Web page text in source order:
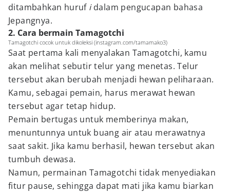
ditambahkan huruf idalam pengucapan bahasa
Jepangnya.
2. Cara bermain Tamagotchi
Tamagotchi cocok untuk dikoleksi (instagram.com/tamamako3)
Saat pertama kali menyalakan Tamagotchi, kamu
akan melihat sebutir telur yang menetas. Telur
tersebut akan berubah menjadi hewan peliharaan.
Kamu, sebagai pemain, harus merawat hewan
tersebut agar tetap hidup.
Pemain bertugas untuk memberinya makan,
menuntunnya untuk buang air atau merawatnya
saat sakit. Jika kamu berhasil, hewan tersebut akan
tumbuh dewasa.
Namun, permainan Tamagotchi tidak menyediakan
fitur pause, sehingga dapat mati jika kamu biarkan